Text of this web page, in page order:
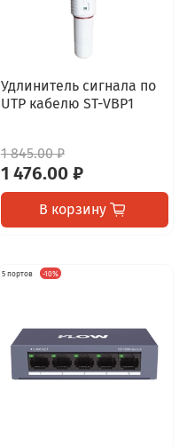
Удлинитель сигнала по
UTP кабелю ST-VBP1
1 845.00 ₽
1 476.00 ₽
В корзину
5 портов -10%